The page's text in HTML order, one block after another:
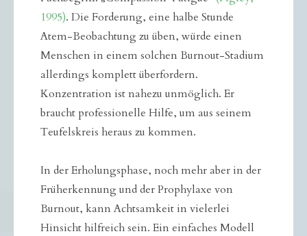
1995). Die Forderung, eine halbe Stunde
Atem-Beobachtung zu üben, würde einen
Menschen in einem solchen Burnout-Stadium
allerdings komplett überfordern.
Konzentration ist nahezu unmöglich. Er
braucht professionelle Hilfe, um aus seinem
Teufelskreis heraus zu kommen.
In der Erholungsphase, noch mehr aber in der
Früherkennung und der Prophylaxe von
Burnout, kann Achtsamkeit in vielerlei
Hinsicht hilfreich sein. Ein einfaches Modell